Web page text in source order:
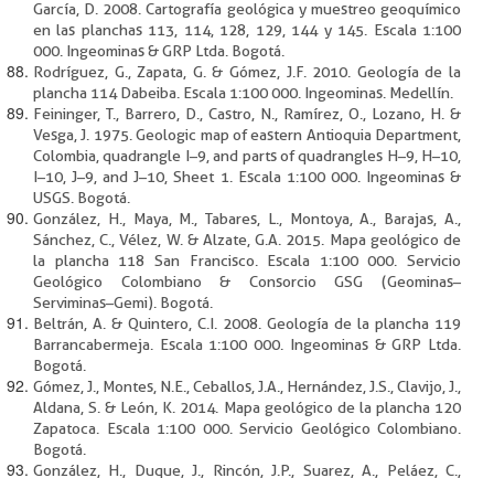
García, D. 2008. Cartografía geológica y muestreo geoquímico
en las planchas 113, 114, 128, 129, 144 y 145. Escala 1:100
000. Ingeominas & GRP Ltda. Bogotá.
Rodríguez, G., Zapata, G. & Gómez, J.F. 2010. Geología de la
plancha 114 Dabeiba. Escala 1:100 000. Ingeominas. Medellín.
Feininger, T., Barrero, D., Castro, N., Ramírez, O., Lozano, H. &
Vesga, J. 1975. Geologic map of eastern Antioquia Department,
Colombia, quadrangle I–9, and parts of quadrangles H–9, H–10,
I–10, J–9, and J–10, Sheet 1. Escala 1:100 000. Ingeominas &
USGS. Bogotá.
González, H., Maya, M., Tabares, L., Montoya, A., Barajas, A.,
Sánchez, C., Vélez, W. & Alzate, G.A. 2015. Mapa geológico de
la plancha 118 San Francisco. Escala 1:100 000. Servicio
Geológico Colombiano & Consorcio GSG (Geominas–
Serviminas–Gemi). Bogotá.
Beltrán, A. & Quintero, C.I. 2008. Geología de la plancha 119
Barrancabermeja. Escala 1:100 000. Ingeominas & GRP Ltda.
Bogotá.
Gómez, J., Montes, N.E., Ceballos, J.A., Hernández, J.S., Clavijo, J.,
Aldana, S. & León, K. 2014. Mapa geológico de la plancha 120
Zapatoca. Escala 1:100 000. Servicio Geológico Colombiano.
Bogotá.
González, H., Duque, J., Rincón, J.P., Suarez, A., Peláez, C.,